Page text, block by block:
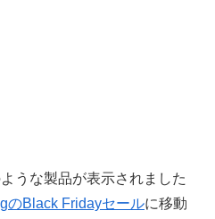
うな製品が表示されました
のBlack Fridayセールに移動